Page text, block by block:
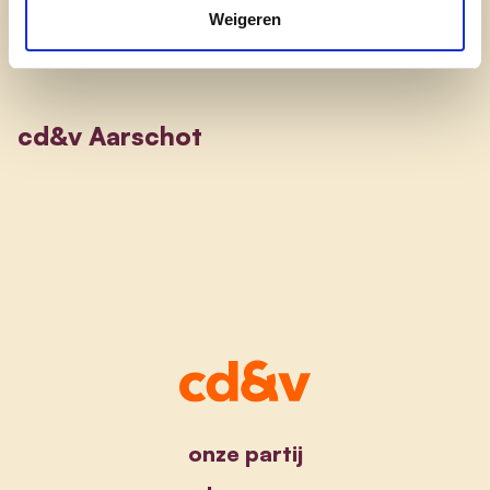
Weigeren
cd&v Aarschot
onze partij